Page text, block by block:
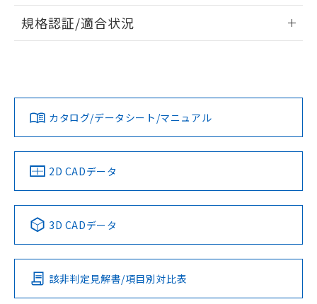
タイムチャート
A: 100mm以上、B: 70mm以上
上、n: 45mm以上
検出領域
ログイン/会員登録
ダウンロードデータをご利用いただく前に、以下を必ずお読
みください。
ソフトウェアの使用条件
EU RoHS 注意事項・凡例
対応済み
中国 RoHS 注意事項・凡例
Pb Hg Cd Cr(VI)
O
規格認証/適合状況
LR型式承認
（イギリス
船舶規格）
DNV型式承認
（ノルウェー
BV型式承認
（フランス
KR型式
（韓国
No No No No
この製品の規格認証/適合状況ページへ
その他の認証はこちらのページからご検索ください
カタログ/データシート/マニュアル
2D CADデータ
3D CADデータ
該非判定見解書/項目別対比表